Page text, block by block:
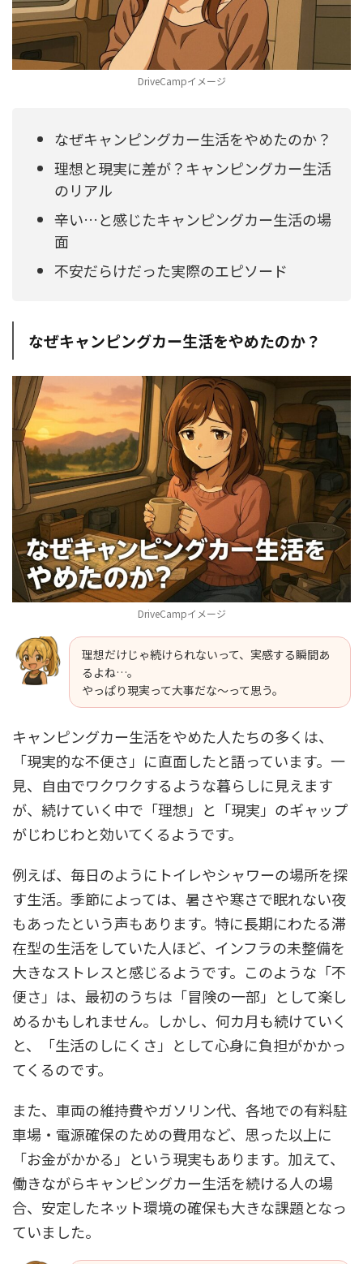
DriveCampイメージ
なぜキャンピングカー生活をやめたのか？
理想と現実に差が？キャンピングカー生活
のリアル
辛い…と感じたキャンピングカー生活の場
面
不安だらけだった実際のエピソード
なぜキャンピングカー生活をやめたのか？
DriveCampイメージ
理想だけじゃ続けられないって、実感する瞬間あ
るよね…。
やっぱり現実って大事だな〜って思う。
キャンピングカー生活をやめた人たちの多くは、
「現実的な不便さ」に直面したと語っています。一
見、自由でワクワクするような暮らしに見えます
が、続けていく中で「理想」と「現実」のギャップ
がじわじわと効いてくるようです。
例えば、毎日のようにトイレやシャワーの場所を探
す生活。季節によっては、暑さや寒さで眠れない夜
もあったという声もあります。特に長期にわたる滞
在型の生活をしていた人ほど、インフラの未整備を
大きなストレスと感じるようです。このような「不
便さ」は、最初のうちは「冒険の一部」として楽し
めるかもしれません。しかし、何カ月も続けていく
と、「生活のしにくさ」として心身に負担がかかっ
てくるのです。
また、車両の維持費やガソリン代、各地での有料駐
車場・電源確保のための費用など、思った以上に
「お金がかかる」という現実もあります。加えて、
働きながらキャンピングカー生活を続ける人の場
合、安定したネット環境の確保も大きな課題となっ
ていました。